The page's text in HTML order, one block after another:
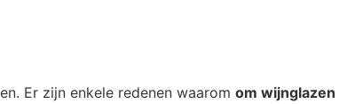
Er zijn enkele redenen waarom om wijnglazen